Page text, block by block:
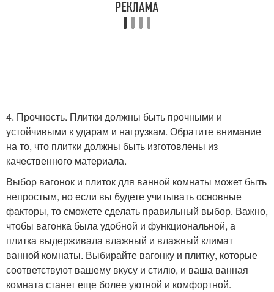
4. Прочность. Плитки должны быть прочными и
устойчивыми к ударам и нагрузкам. Обратите внимание
на то, что плитки должны быть изготовлены из
качественного материала.
Выбор вагонок и плиток для ванной комнаты может быть
непростым, но если вы будете учитывать основные
факторы, то сможете сделать правильный выбор. Важно,
чтобы вагонка была удобной и функциональной, а
плитка выдерживала влажный и влажный климат
ванной комнаты. Выбирайте вагонку и плитку, которые
соответствуют вашему вкусу и стилю, и ваша ванная
комната станет еще более уютной и комфортной.